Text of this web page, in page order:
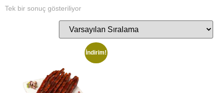
Tek bir sonuç gösteriliyor
İndirim!